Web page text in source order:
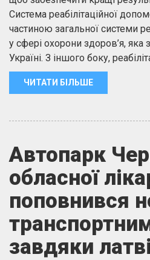
Система реабілітаційної
частиною загальної системи
у сфері охорони здоров’я, яка
Україні. З іншого боку,
ЧИТАТИ БІЛЬШЕ
Автопарк
обласної
поповнився
завдяки